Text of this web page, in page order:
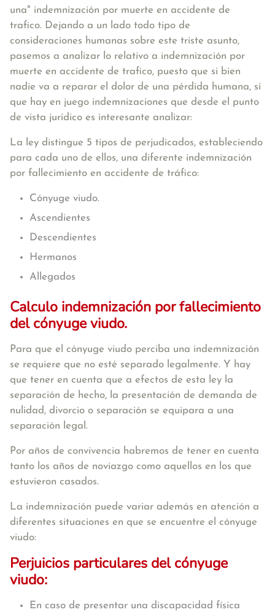
una" indemnización por muerte en accidente de
trafico. Dejando a un lado todo tipo de
consideraciones humanas sobre este triste asunto,
pasemos a analizar lo relativo a indemnización por
muerte en accidente de trafico, puesto que si bien
nadie va a reparar el dolor de una pérdida humana, sí
que hay en juego indemnizaciones que desde el punto
de vista jurídico es interesante analizar:
La ley distingue 5 tipos de perjudicados, estableciendo
para cada uno de ellos, una diferente indemnización
por fallecimiento en accidente de tráfico:
Cónyuge viudo.
Ascendientes
Descendientes
Hermanos
Allegados
Calculo indemnización por fallecimiento
del cónyuge viudo.
Para que el cónyuge viudo perciba una indemnización
se requiere que no esté separado legalmente. Y hay
que tener en cuenta que a efectos de esta ley la
separación de hecho, la presentación de demanda de
nulidad, divorcio o separación se equipara a una
separación legal.
Por años de convivencia habremos de tener en cuenta
tanto los años de noviazgo como aquellos en los que
estuvieron casados.
La indemnización puede variar además en atención a
diferentes situaciones en que se encuentre el cónyuge
viudo:
Perjuicios particulares del cónyuge
viudo:
En caso de presentar una discapacidad física